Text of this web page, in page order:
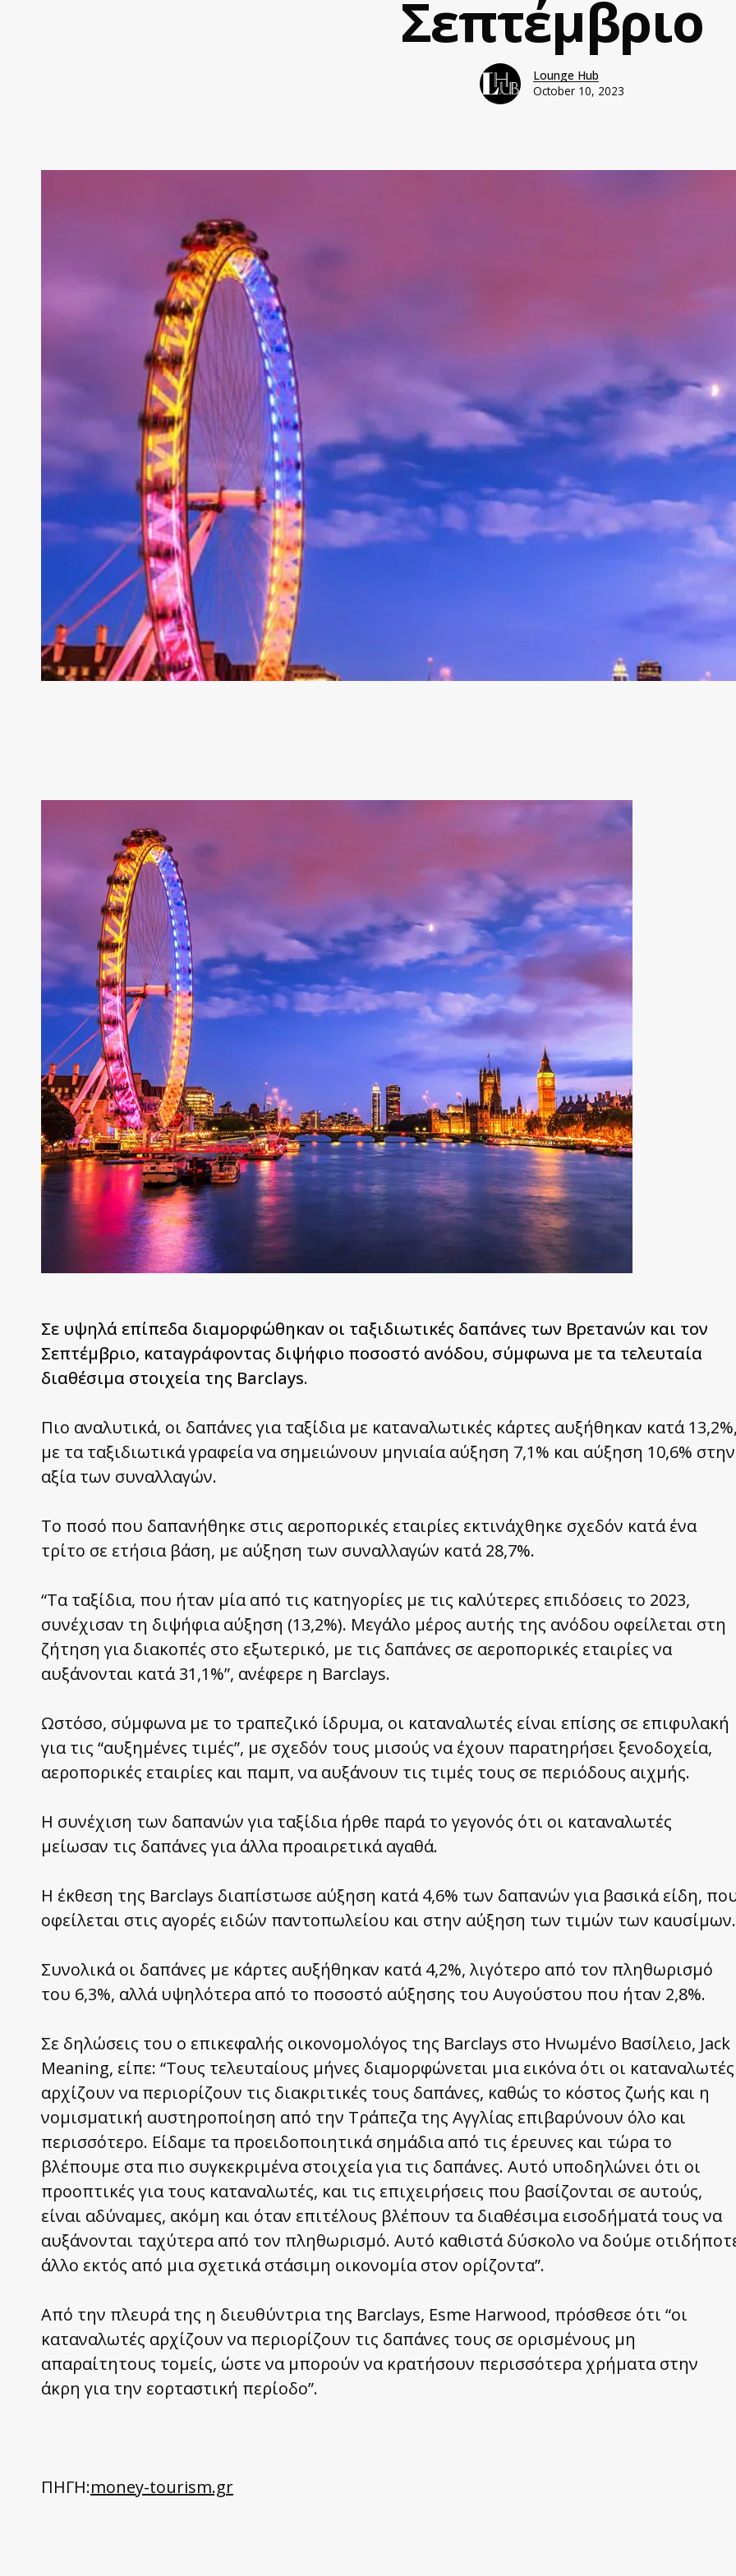
Σεπτέμβριο
Lounge Hub
October 10, 2023
Σε υψηλά επίπεδα διαμορφώθηκαν οι ταξιδιωτικές δαπάνες των Βρετανών και τον
Σεπτέμβριο, καταγράφοντας διψήφιο ποσοστό ανόδου, σύμφωνα με τα τελευταία
διαθέσιμα στοιχεία της Barclays.
Πιο αναλυτικά, οι δαπάνες για ταξίδια με καταναλωτικές κάρτες αυξήθηκαν κατά
με τα ταξιδιωτικά γραφεία να σημειώνουν μηνιαία αύξηση 7,1% και αύξηση 10,6% στην
αξία των συναλλαγών.
Το ποσό που δαπανήθηκε στις αεροπορικές εταιρίες εκτινάχθηκε σχεδόν κατά ένα
τρίτο σε ετήσια βάση, με αύξηση των συναλλαγών κατά 28,7%.
“Τα ταξίδια, που ήταν μία από τις κατηγορίες με τις καλύτερες επιδόσεις το 2023,
συνέχισαν τη διψήφια αύξηση (13,2%). Μεγάλο μέρος αυτής της ανόδου οφείλεται στη
ζήτηση για διακοπές στο εξωτερικό, με τις δαπάνες σε αεροπορικές εταιρίες να
αυξάνονται κατά 31,1%”, ανέφερε η Barclays.
Ωστόσο, σύμφωνα με το τραπεζικό ίδρυμα, οι καταναλωτές είναι επίσης σε επιφυλακή
για τις “αυξημένες τιμές”, με σχεδόν τους μισούς να έχουν παρατηρήσει ξενοδοχεία,
αεροπορικές εταιρίες και παμπ, να αυξάνουν τις τιμές τους σε περιόδους αιχμής.
Η συνέχιση των δαπανών για ταξίδια ήρθε παρά το γεγονός ότι οι καταναλωτές
μείωσαν τις δαπάνες για άλλα προαιρετικά αγαθά.
Η έκθεση της Barclays διαπίστωσε αύξηση κατά 4,6% των δαπανών για βασικά είδη,
οφείλεται στις αγορές ειδών παντοπωλείου και στην αύξηση των τιμών των καυσίμων.
Συνολικά οι δαπάνες με κάρτες αυξήθηκαν κατά 4,2%, λιγότερο από τον πληθωρισμό
του 6,3%, αλλά υψηλότερα από το ποσοστό αύξησης του Αυγούστου που ήταν 2,8%.
Σε δηλώσεις του ο επικεφαλής οικονομολόγος της Barclays στο Ηνωμένο Βασίλειο, Jack
Meaning, είπε: “Τους τελευταίους μήνες διαμορφώνεται μια εικόνα ότι οι καταναλωτές
αρχίζουν να περιορίζουν τις διακριτικές τους δαπάνες, καθώς το κόστος ζωής και η
νομισματική αυστηροποίηση από την Τράπεζα της Αγγλίας επιβαρύνουν όλο και
περισσότερο. Είδαμε τα προειδοποιητικά σημάδια από τις έρευνες και τώρα το
βλέπουμε στα πιο συγκεκριμένα στοιχεία για τις δαπάνες. Αυτό υποδηλώνει ότι οι
προοπτικές για τους καταναλωτές, και τις επιχειρήσεις που βασίζονται σε αυτούς,
είναι αδύναμες, ακόμη και όταν επιτέλους βλέπουν τα διαθέσιμα εισοδήματά τους να
αυξάνονται ταχύτερα από τον πληθωρισμό. Αυτό καθιστά δύσκολο να δούμε
άλλο εκτός από μια σχετικά στάσιμη οικονομία στον ορίζοντα”.
Από την πλευρά της η διευθύντρια της Barclays, Esme Harwood, πρόσθεσε ότι “οι
καταναλωτές αρχίζουν να περιορίζουν τις δαπάνες τους σε ορισμένους μη
απαραίτητους τομείς, ώστε να μπορούν να κρατήσουν περισσότερα χρήματα στην
άκρη για την εορταστική περίοδο”.
ΠΗΓΗ:money-tourism.gr